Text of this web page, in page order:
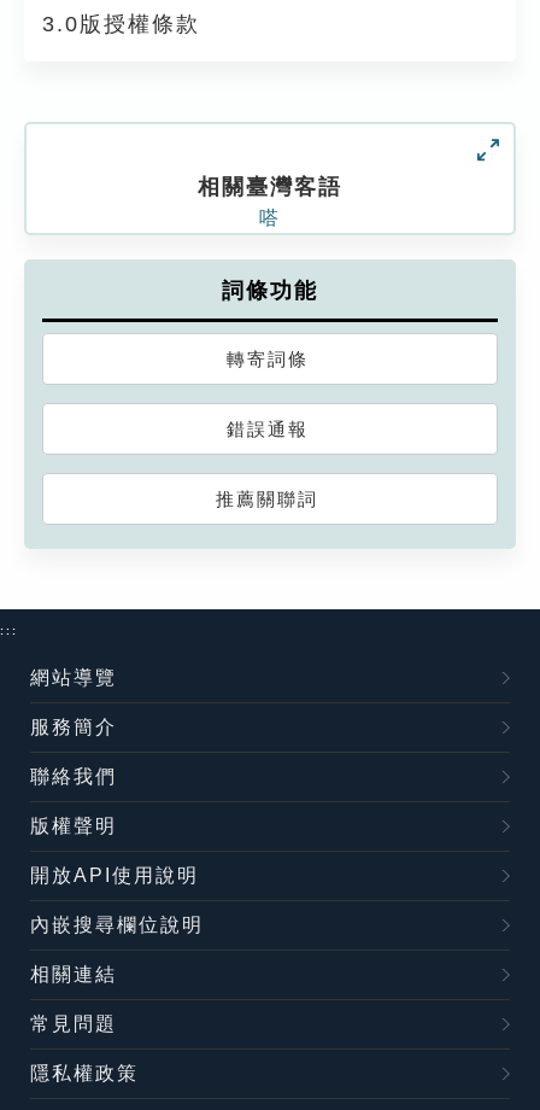
3.0版授權條款
相關臺灣客語
嗒
詞條功能
轉寄詞條
錯誤通報
推薦關聯詞
:::
網站導覽
服務簡介
聯絡我們
版權聲明
開放API使用說明
內嵌搜尋欄位說明
相關連結
常見問題
隱私權政策